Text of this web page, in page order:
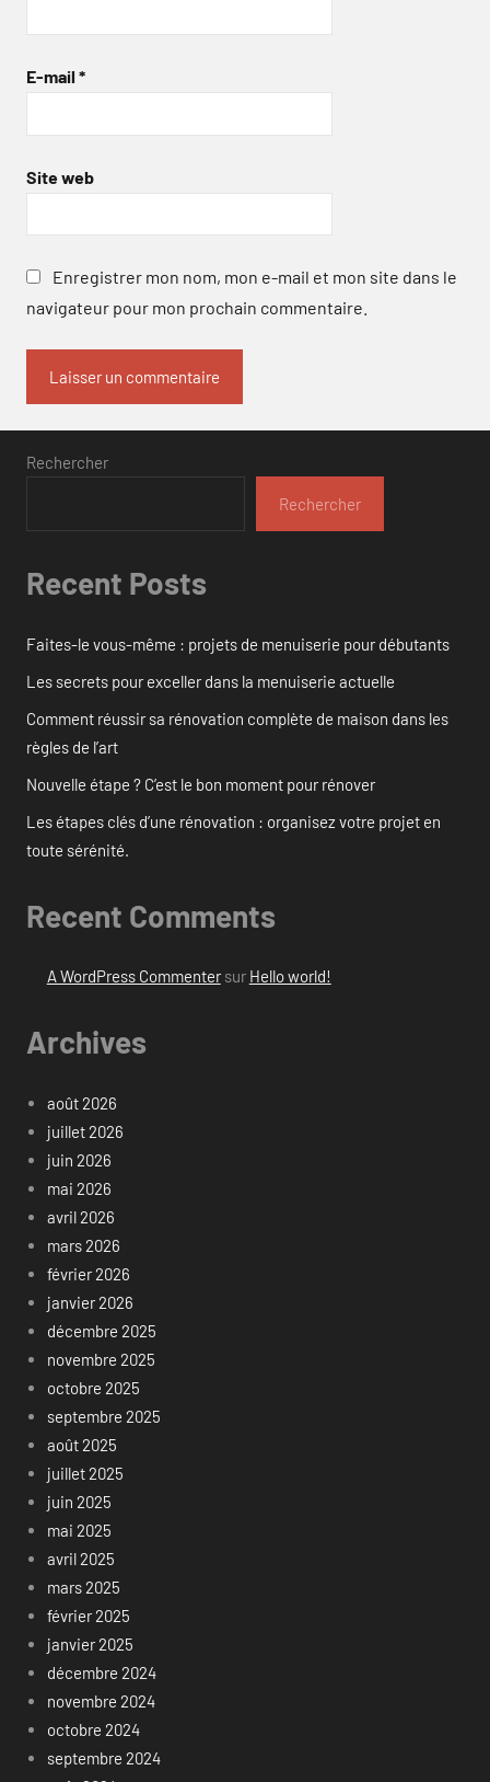
E-mail *
Site web
Enregistrer mon nom, mon e-mail et mon site dans le
navigateur pour mon prochain commentaire.
Rechercher
Rechercher
Recent Posts
Faites-le vous-même : projets de menuiserie pour débutants
Les secrets pour exceller dans la menuiserie actuelle
Comment réussir sa rénovation complète de maison dans les
règles de l’art
Nouvelle étape ? C’est le bon moment pour rénover
Les étapes clés d’une rénovation : organisez votre projet en
toute sérénité.
Recent Comments
A WordPress Commentersur Hello world!
Archives
août 2026
juillet 2026
juin 2026
mai 2026
avril 2026
mars 2026
février 2026
janvier 2026
décembre 2025
novembre 2025
octobre 2025
septembre 2025
août 2025
juillet 2025
juin 2025
mai 2025
avril 2025
mars 2025
février 2025
janvier 2025
décembre 2024
novembre 2024
octobre 2024
septembre 2024